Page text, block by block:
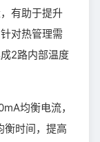
有助于提升
对热管理需
2路内部温度
均衡电流，
衡时间，提高